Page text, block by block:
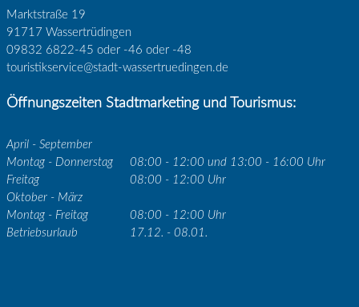
Marktstraße 19
91717 Wassertrüdingen
09832 6822-45 oder -46 oder -48
touristikservice@stadt-wassertruedingen.de
Öffnungszeiten Stadtmarketing und Tourismus:
April - September
Montag - Donnerstag
08:00 - 12:00 und 13:00 - 16:00 Uhr
Freitag
08:00 - 12:00 Uhr
Oktober - März
Montag - Freitag
08:00 - 12:00 Uhr
Betriebsurlaub
17.12. - 08.01.